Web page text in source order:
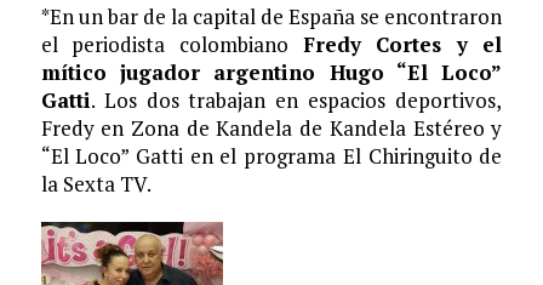
*En un bar de la capital de España se encontraron
el periodista colombiano Fredy Cortes y el
mítico jugador argentino Hugo “El Loco”
Gatti. Los dos trabajan en espacios deportivos,
Fredy en Zona de Kandela de Kandela Estéreo y
“El Loco” Gatti en el programa El Chiringuito de
la Sexta TV.